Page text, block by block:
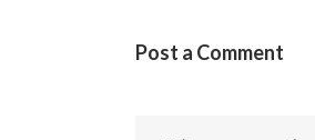
Post a Comment